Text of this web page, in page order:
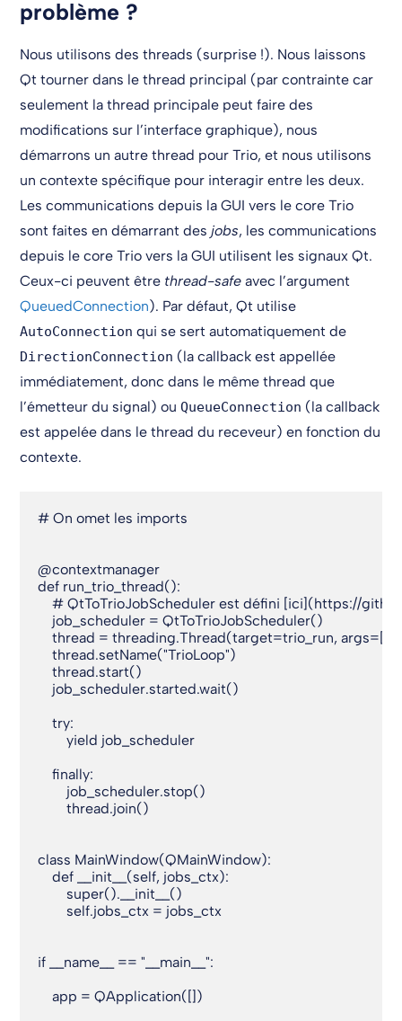
problème ?
Nous utilisons des threads (surprise !). Nous laissons
Qt tourner dans le thread principal (par contrainte car
seulement la thread principale peut faire des
modifications sur l’interface graphique), nous
démarrons un autre thread pour Trio, et nous utilisons
un contexte spécifique pour interagir entre les deux.
Les communications depuis la GUI vers le core Trio
sont faites en démarrant desjobs, les communications
depuis le core Trio vers la GUI utilisent les signaux Qt.
Ceux-ci peuvent être thread-safe avec l’argument
QueuedConnection). Par défaut, Qt utilise
AutoConnection qui se sert automatiquement de
DirectionConnection (la callback est appellée
immédiatement, donc dans le même thread que
l’émetteur du signal) ouQueueConnection (la callback
est appelée dans le thread du receveur) en fonction du
contexte.
# On omet les imports
@contextmanager
def run_trio_thread():
# QtToTrioJobScheduler est défini [ici](https://
    job_scheduler = QtToTrioJobScheduler()
thread = threading.Thread(target=trio_run,
    thread.setName("TrioLoop")
    thread.start()
    job_scheduler.started.wait()
    try:
        yield job_scheduler
    finally:
        job_scheduler.stop()
        thread.join()
class MainWindow(QMainWindow):
    def __init__(self, jobs_ctx):
        super().__init__()
        self.jobs_ctx = jobs_ctx
if __name__ == "__main__":
    app = QApplication([])